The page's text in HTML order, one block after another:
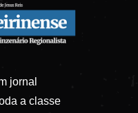
jornal
a classe